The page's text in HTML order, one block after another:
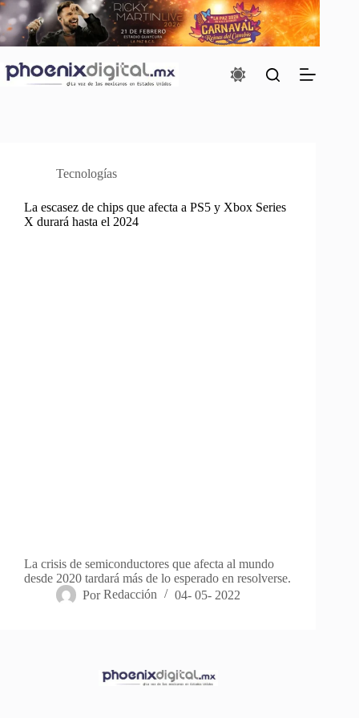
Saltar
al
contenido
Tecnologías
La escasez de chips que afecta a PS5 y Xbox Series
X durará hasta el 2024
La crisis de semiconductores que afecta al mundo
desde 2020 tardará más de lo esperado en resolverse.
Por Redacción 04- 05- 2022